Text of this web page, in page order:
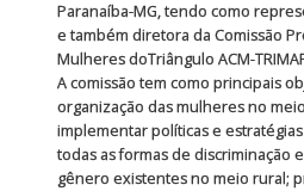
Paranaíba-MG, tendo como
e também diretora da Comissão
Mulheres doTriângulo ACM-
A comissão tem como principais
organização das mulheres no
implementar políticas e
todas as formas de discriminação
gênero existentes no meio rural;